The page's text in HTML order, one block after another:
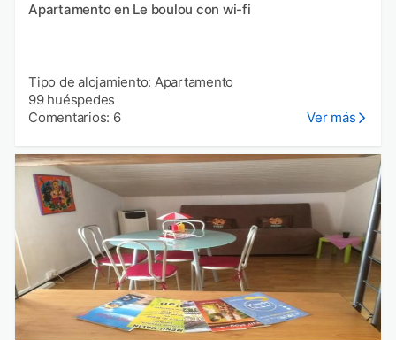
Apartamento en Le boulou con wi-fi
Tipo de alojamiento: Apartamento
99 huéspedes
Comentarios: 6
Ver más